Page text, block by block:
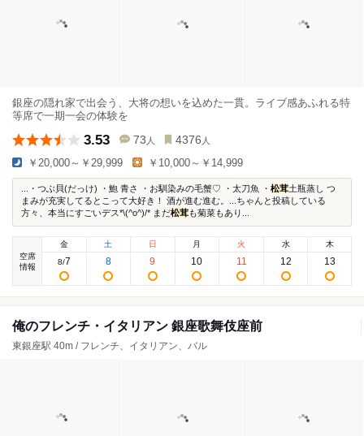
銀座の隠れ家で出会う、大将の想いを込めた一貫。ライブ感あふれる特
等席で一期一会の体験を
3.53 73 人 4376 人
￥20,000～￥29,999 ￥10,000～￥14,999
...・つぶ貝(だっけ) ・鮑 青さ ・お馴染みの毛蟹♡ ・太刀魚 ・ 松茸土瓶蒸し つ
まみが充実してるとこって大好き！ 酒が進む進む。...ちゃんと投稿している
方々、本当にすごいデス*\(^o^)/* まだ松茸も菊菜もあり...
空席
情報
金
8/7
土
8
日
9
月
10
火
11
水
12
木
13
俺のフレンチ・イタリアン 銀座歌舞伎座前
東銀座駅 40m / フレンチ、イタリアン、バル